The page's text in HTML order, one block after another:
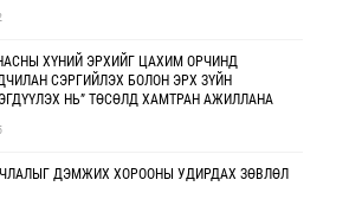
ХҮНИЙ ЭРХИЙГ ЦАХИМ ОРЧИНД
СЭРГИЙЛЭХ БОЛОН ЭРХ ЗҮЙН
НЬ” ТӨСӨЛД ХАМТРАН АЖИЛЛАНА
ДЭМЖИХ ХОРООНЫ УДИРДАХ ЗӨВЛӨЛ